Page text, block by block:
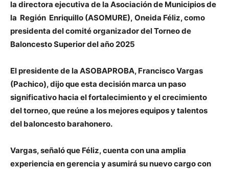
la directora ejecutiva de la Asociación de Municipios de
la Región Enriquillo (ASOMURE), Oneida Féliz, como
presidenta del comité organizador del Torneo de
Baloncesto Superior del año 2025
El presidente de la ASOBAPROBA, Francisco Vargas
(Pachico), dijo que esta decisión marca un paso
significativo hacia el fortalecimiento y el crecimiento
del torneo, que reúne a los mejores equipos y talentos
del baloncesto barahonero.
Vargas, señaló que Féliz, cuenta con una amplia
experiencia en gerencia y asumirá su nuevo cargo con